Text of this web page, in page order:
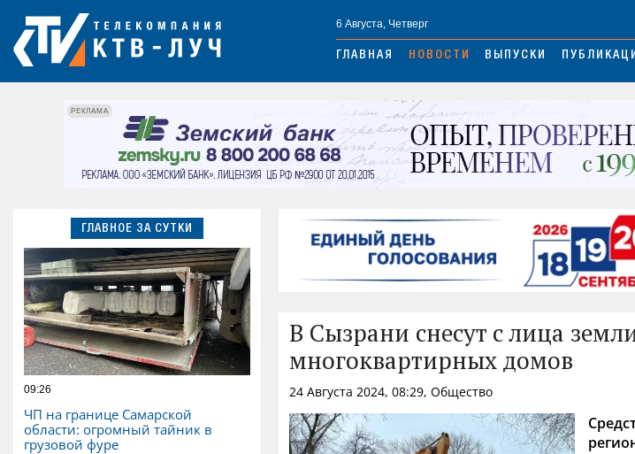
6 Августа, Четверг
ГЛАВНАЯ НОВОСТИ ВЫПУСКИ
РЕКЛАМА
ГЛАВНОЕ ЗА СУТКИ
09:26
ЧП на границе Самарской
области: огромный тайник в
грузовой фуре
В Сызрани снесут с лица
многоквартирных домов
24 Августа 2024, 08:29, Общество